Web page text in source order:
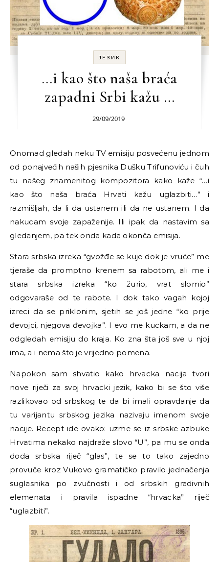
ЈЕЗИК
…i kao što naša braća
zapadni Srbi kažu …
29/09/2019
Onomad gledah neku TV emisiju posvećenu jednom
od ponajvećih naših pjesnika Dušku Trifunoviću i čuh
tu našeg znamenitog kompozitora kako kaže “…i
kao što naša braća Hrvati kažu uglazbiti…” i
razmišljah, da li da ustanem ili da ne ustanem. I da
nakucam svoje zapaženije. Ili ipak da nastavim sa
gledanjem, pa tek onda kada okonča emisija.
Stara srbska izreka “gvožđe se kuje dok je vruće” me
tjeraše da promptno krenem sa rabotom, ali me i
stara srbska izreka “ko žurio, vrat slomio”
odgovaraše od te rabote. I dok tako vagah kojoj
izreci da se priklonim, sjetih se još jedne “ko prije
đevojci, njegova đevojka”. I evo me kuckam, a da ne
odgledah emisiju do kraja. Ko zna šta još sve u njoj
ima, a i nema što je vrijedno pomena.
Napokon sam shvatio kako hrvacka nacija tvori
nove riječi za svoj hrvacki jezik, kako bi se što više
razlikovao od srbskog te da bi imali opravdanje da
tu varijantu srbskog jezika nazivaju imenom svoje
nacije. Recept ide ovako: uzme se iz srbske azbuke
Hrvatima nekako najdraže slovo “U”, pa mu se onda
doda srbska riječ “glas”, te se to tako zajedno
provuče kroz Vukovo gramatičko pravilo jednačenja
suglasnika po zvučnosti i od srbskih gradivnih
elemenata i pravila ispadne “hrvacka” riječ
“uglazbiti”.